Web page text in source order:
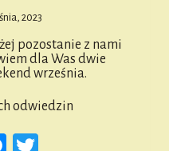
2023
pozostanie z nami
dla Was dwie
września.
odwiedzin
Messenger